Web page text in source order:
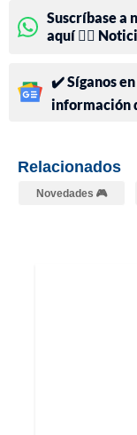
Suscríbase a
aquí 👉🏻
✔️ Síganos
información
Relacionados
Novedades 🎮